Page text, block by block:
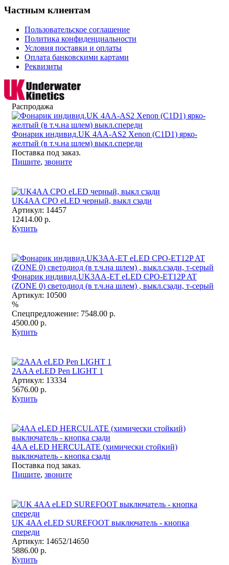
Частным клиентам
Пользовательское соглашение
Политика конфиденциальности
Условия поставки и оплаты
Оплата банковскими картами
Реквизиты
Распродажа
Фонарик индивид.UK 4AA-AS2 Xenon (C1D1) ярко-
желтый (в т.ч.на шлем) выкл.спереди
Поставка под заказ.
Пишите, звоните
UK4AA CPO eLED черный, выкл сзади
Артикул: 14457
12414.00 р.
Купить
Фонарик индивид.UK3AA-ET eLED CPO-ET12P AT
(ZONE 0) светодиод (в т.ч.на шлем) , выкл.сзади, т-серый
Артикул: 10500
%
Спецпредложение: 7548.00 р.
4500.00 р.
Купить
2AAA eLED Pen LIGHT 1
Артикул: 13334
5676.00 р.
Купить
4AA eLED HERCULATE (химически стойкий)
выключатель - кнопка сзади
Поставка под заказ.
Пишите, звоните
UK 4AA eLED SUREFOOT выключатель - кнопка
спереди
Артикул: 14652/14650
5886.00 р.
Купить